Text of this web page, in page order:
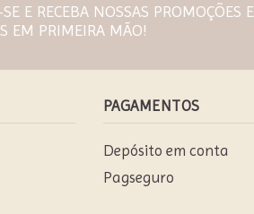
E RECEBA NOSSAS PROMOÇÕES E
EM PRIMEIRA MÃO!
PAGAMENTOS
Depósito em conta
Pagseguro